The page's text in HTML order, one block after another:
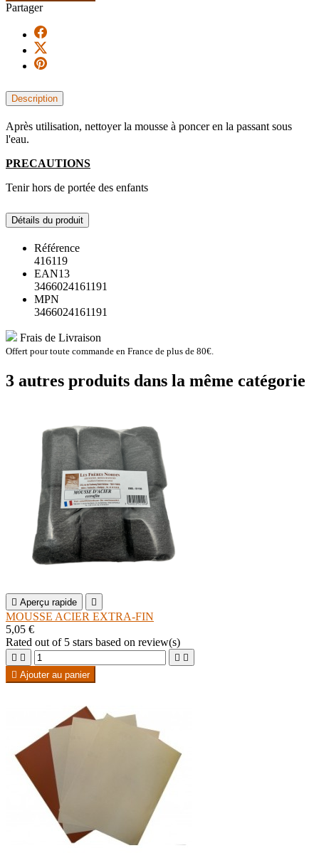
Partager
Description
Après utilisation, nettoyer la mousse à poncer en la passant sous
l'eau.
PRECAUTIONS
Tenir hors de portée des enfants
Détails du produit
Référence
416119
EAN13
3466024161191
MPN
3466024161191
Frais de Livraison
Offert pour toute commande en France de plus de 80€.
3 autres produits dans la même catégorie
 Aperçu rapide 
MOUSSE ACIER EXTRA-FIN
5,05 €
Rated out of 5 stars based on review(s)
   
 Ajouter au panier